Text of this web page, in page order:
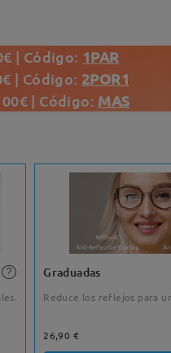
| Código: 1PAR
| Código: 2POR1
| Código: MAS
Graduadas
Reduce los reflejos para
26,90 €